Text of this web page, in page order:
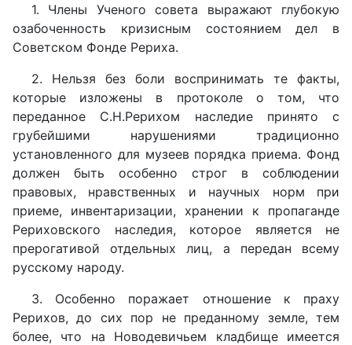
1. Члены Ученого совета выражают глубокую
озабоченность кризисным состоянием дел в
Советском Фонде Рериха.
2. Нельзя без боли воспринимать те факты,
которые изложены в протоколе о том, что
переданное С.Н.Рерихом наследие принято с
грубейшими нарушениями традиционно
установленного для музеев порядка приема. Фонд
должен быть особенно строг в соблюдении
правовых, нравственных и научных норм при
приеме, инвентаризации, хранении к пропаганде
Рериховского наследия, которое является не
прерогативой отдельных лиц, а передан всему
русскому народу.
3. Особенно поражает отношение к праху
Рерихов, до сих пор не преданному земле, тем
более, что на Новодевичьем кладбище имеется